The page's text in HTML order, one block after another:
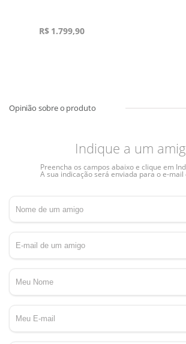
R$ 1.799,90
Indique a um
Preencha os campos abaixo e clique em
A sua indicação será enviada para o e-mail